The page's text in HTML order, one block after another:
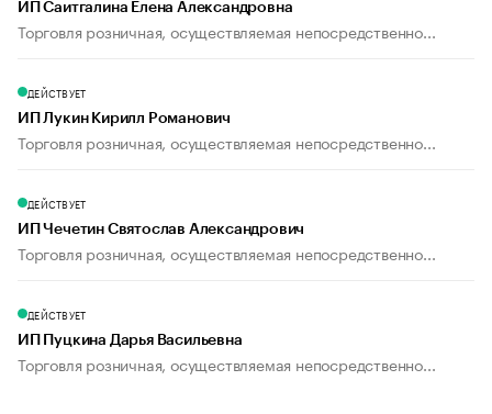
ИП Саитгалина Елена Александровна
Торговля розничная, осуществляемая непосредственно...
ДЕЙСТВУЕТ
ИП Лукин Кирилл Романович
Торговля розничная, осуществляемая непосредственно...
ДЕЙСТВУЕТ
ИП Чечетин Святослав Александрович
Торговля розничная, осуществляемая непосредственно...
ДЕЙСТВУЕТ
ИП Пуцкина Дарья Васильевна
Торговля розничная, осуществляемая непосредственно...